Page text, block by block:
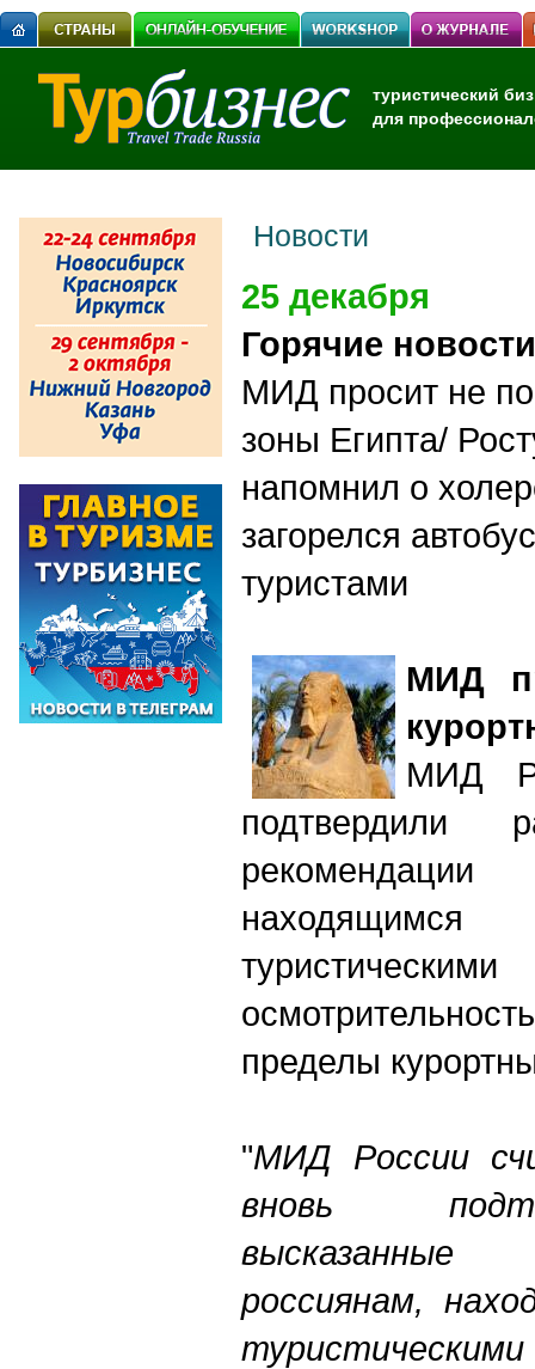
туристический
для
Новости
25 декабря
Горячие новости
МИД просит не
зоны Египта/
напомнил о
загорелся
туристами
МИД
МИД
подтвердили
пределы
"МИД России
вновь
россиянам,